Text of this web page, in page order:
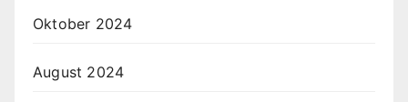
Oktober 2024
August 2024